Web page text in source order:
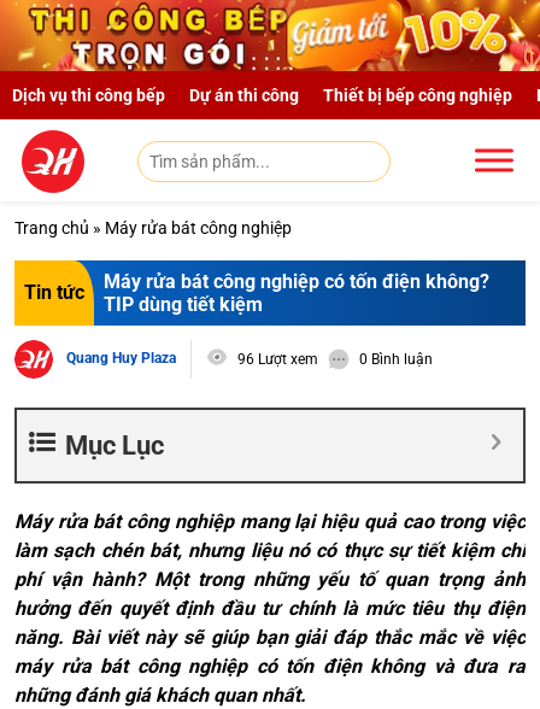
Skip to main content
Dịch vụ thi công bếp Dự án thi công Thiết bị bếp công nghiệp
Trang chủ » Máy rửa bát công nghiệp
Tin tức
Máy rửa bát công nghiệp có tốn điện không?
TIP dùng tiết kiệm
Quang Huy Plaza 96 Lượt xem 0 Bình luận
Mục Lục
Máy rửa bát công nghiệp mang lại hiệu quả cao trong việc
làm sạch chén bát, nhưng liệu nó có thực sự tiết kiệm chi
phí vận hành? Một trong những yếu tố quan trọng ảnh
hưởng đến quyết định đầu tư chính là mức tiêu thụ điện
năng. Bài viết này sẽ giúp bạn giải đáp thắc mắc về việc
máy rửa bát công nghiệp có tốn điện không và đưa ra
những đánh giá khách quan nhất.